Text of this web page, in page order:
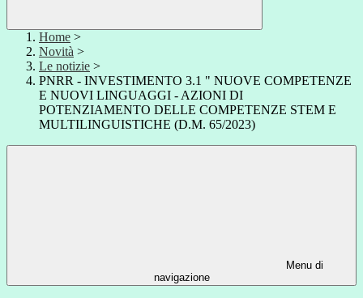
Home >
Novità >
Le notizie >
PNRR - INVESTIMENTO 3.1 " NUOVE COMPETENZE
E NUOVI LINGUAGGI - AZIONI DI
POTENZIAMENTO DELLE COMPETENZE STEM E
MULTILINGUISTICHE (D.M. 65/2023)
Menu di
navigazione